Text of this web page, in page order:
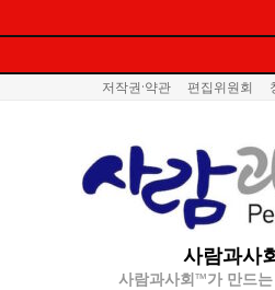
저작권·약관 편집위원회
사람과사
사람과사회™가 만드는